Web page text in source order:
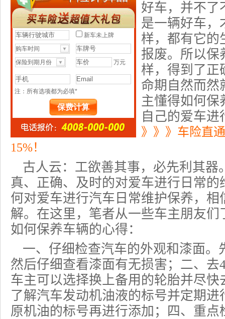
好车，并不了
是一辆好车，
样，都有它的
报废。所以保
样，得到了正
命期自然而然
主懂得如何保
自己的爱车
》》》车险直
15%！
古人云：工欲善其事，必先利其器
真、正确、及时的对爱车进行日常
何对爱车进行汽车日常维护保养，相
解。在这里，笔者从一些车主朋友
如何保养车辆的心得：
一、仔细检查汽车的外观和漆面。
然后仔细查看漆面有无损害；二、去
车主可以选择换上备用的轮胎并尽快
了解汽车发动机油液的标号并定期
原机油的标号再进行添加；四、重